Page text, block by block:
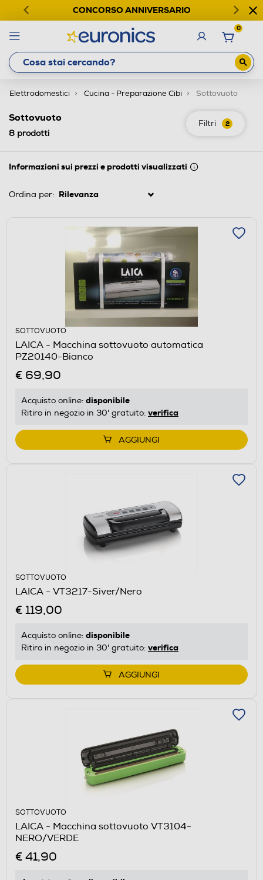
CONCORSO ANNIVERSARIO
0
Elettrodomestici Cucina - Preparazione Cibi Sottovuoto
Filtri 2
Sottovuoto
8 prodotti
Informazioni sui prezzi e prodotti visualizzati
Ordina per:
SOTTOVUOTO
LAICA - Macchina sottovuoto automatica
PZ20140-Bianco
€ 69,90
Acquisto online: disponibile
Ritiro in negozio in 30' gratuito: verifica
AGGIUNGI
SOTTOVUOTO
LAICA - VT3217-Siver/Nero
€ 119,00
Acquisto online: disponibile
Ritiro in negozio in 30' gratuito: verifica
AGGIUNGI
SOTTOVUOTO
LAICA - Macchina sottovuoto VT3104-
NERO/VERDE
€ 41,90